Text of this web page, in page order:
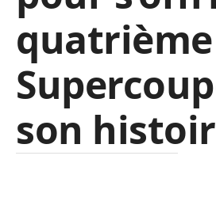
quatrième
son